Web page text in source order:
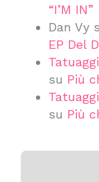
“I’M IN”
Dan Vy
EP Del
su Più
su Più